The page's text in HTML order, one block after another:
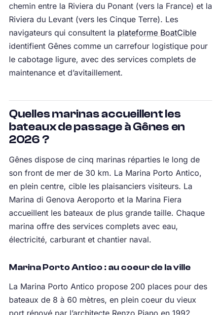
chemin entre la Riviera du Ponant (vers la France) et la
Riviera du Levant (vers les Cinque Terre). Les
navigateurs qui consultent la plateforme BoatCible
identifient Gênes comme un carrefour logistique pour
le cabotage ligure, avec des services complets de
maintenance et d’avitaillement.
Quelles marinas accueillent les
bateaux de passage à Gênes en
2026 ?
Gênes dispose de cinq marinas réparties le long de
son front de mer de 30 km. La Marina Porto Antico,
en plein centre, cible les plaisanciers visiteurs. La
Marina di Genova Aeroporto et la Marina Fiera
accueillent les bateaux de plus grande taille. Chaque
marina offre des services complets avec eau,
électricité, carburant et chantier naval.
Marina Porto Antico : au coeur de la ville
La Marina Porto Antico propose 200 places pour des
bateaux de 8 à 60 mètres, en plein coeur du vieux
port rénové par l’architecte Renzo Piano en 1992.